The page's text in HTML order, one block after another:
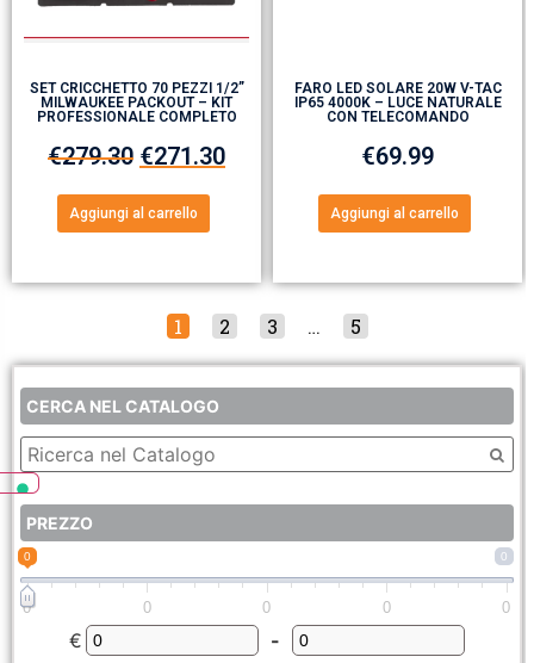
CERCA NEL CATALOGO
PREZZO
0
0
0 0 0 0 0
€ Minimum Price
-
Maximum Price
SET CRICCHETTO 70 PEZZI 1/2”
MILWAUKEE PACKOUT – KIT
PROFESSIONALE COMPLETO
€279.30 €271.30
Aggiungi al carrello
FARO LED SOLARE 20W V-TAC
IP65 4000K – LUCE NATURALE
CON TELECOMANDO
€69.99
Aggiungi al carrello
1 2 3 … 5